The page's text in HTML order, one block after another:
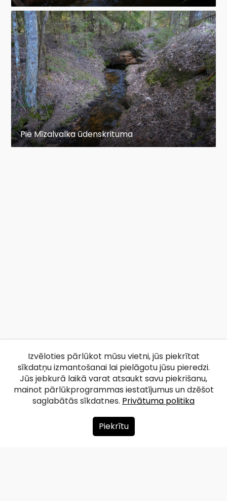
Pie Mīzalvalka ūdenskrituma
Par mums
Izvēloties pārlūkot mūsu vietni, jūs piekrītat
sīkdatņu izmantošanai lai pielāgotu jūsu pieredzi.
Jūs jebkurā laikā varat atsaukt savu piekrišanu,
mainot pārlūkprogrammas iestatījumus un dzēšot
saglabātās sīkdatnes. Privātuma politika
Piekrītu